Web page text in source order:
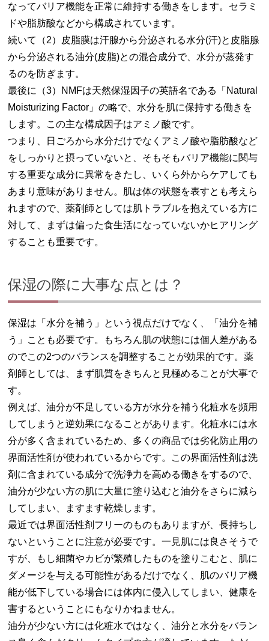
なってバリア機能を正常に維持する働きをします。セラミ
ドや脂肪酸などから構成されています。
続いて（2）皮脂膜は汗腺から分泌される水分(汗)と皮脂腺
から分泌される油分(皮脂)との混合成分で、水分が蒸発す
るのを防ぎます。
最後に（3）NMFは天然保湿因子の英語名である「Natural
Moisturizing Factor」の略で、水分を肌に保持する働きを
します。この主な構成因子はアミノ酸です。
つまり、日ごろから水分だけでなくアミノ酸や脂肪酸など
をしっかりと摂っていないと、そもそもバリア機能に関与
する重要な成分に異常をきたし、いくら外からケアしても
あまり意味がありません。肌は体の状態を表すとも考えら
れますので、薬剤師としては肌トラブルを抱えている方に
対して、まずは偏った食生活になっていないかヒアリング
することも重要です。
保湿の際に大事な点とは？
保湿は「水分を補う」という視点だけでなく、「油分を補
う」ことも必要です。もちろん肌の状態には個人差がある
のでこの2つのバランスを調整することが効果的です。薬
剤師としては、まず肌質をきちんと見極めることが大事で
す。
例えば、油分が不足している方が水分を補う化粧水を頻用
してしまうと逆効果になることがあります。化粧水には水
分が多く含まれているため、多くの商品では劣化防止用の
界面活性剤が使われているからです。この界面活性剤は洗
剤に含まれている成分で洗浄力を高める働きをするので、
油分が少ない方の肌に大量に塗り込むと油分をさらに減ら
してしまい、ますます乾燥します。
最近では界面活性剤フリーのものもありますが、長持ちし
ないということに注意が必要です。一見肌には良さそうで
すが、もし細菌やカビが繁殖したものを塗りこむと、肌に
ダメージを与える可能性があるだけでなく、肌のバリア機
能が低下している場合には体内に侵入してしまい、健康を
害するということにもなりかねません。
油分が少ない方には化粧水ではなく、油分と水分をバラン